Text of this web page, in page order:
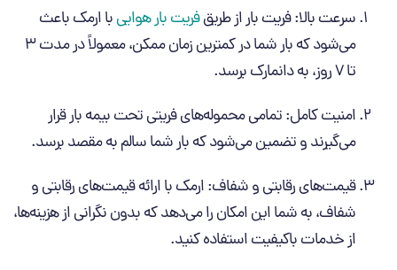
سرعت بالا: فریت بار از طریقفریت بار هواییبا ارمک باعث
می‌شود که بار شما در کمترین زمان ممکن، معمولاً در مدت 3
تا 7 روز، به دانمارک برسد.
امنیت کامل: تمامی محموله‌های فریتی تحت بیمه بار قرار
می‌گیرند و تضمین می‌شود که بار شما سالم به مقصد برسد.
قیمت‌های رقابتی و شفاف: ارمک با ارائه قیمت‌های رقابتی و
شفاف، به شما این امکان را می‌دهد که بدون نگرانی از هزینه‌ها،
از خدمات باکیفیت استفاده کنید.